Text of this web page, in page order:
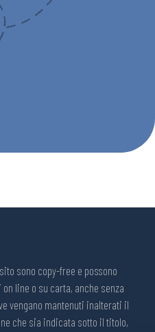
sono copy-free e possono
line o su carta, anche senza
vengano mantenuti inalterati il
che sia indicata sotto il titolo,